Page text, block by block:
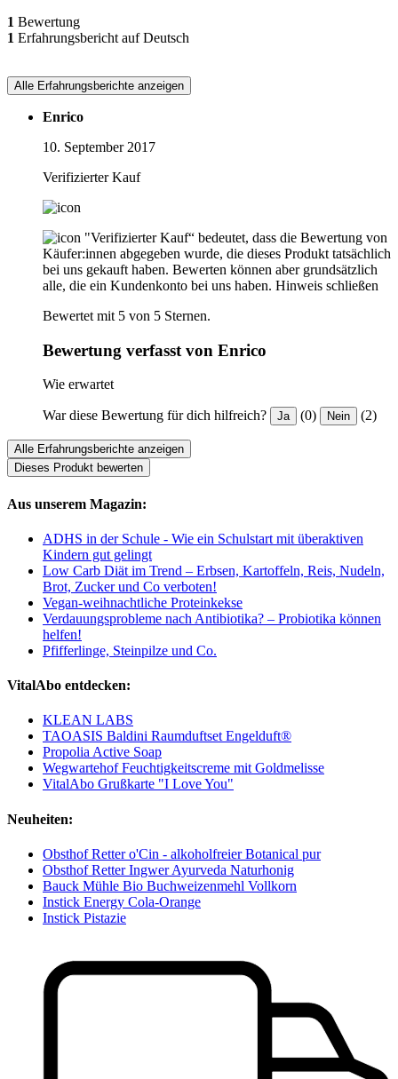
1 Bewertung
1 Erfahrungsbericht auf Deutsch
Alle Erfahrungsberichte anzeigen
Enrico
10. September 2017
Verifizierter Kauf
"Verifizierter Kauf“ bedeutet, dass die Bewertung von
Käufer:innen abgegeben wurde, die dieses Produkt tatsächlich
bei uns gekauft haben. Bewerten können aber grundsätzlich
alle, die ein Kundenkonto bei uns haben. Hinweis schließen
Bewertet mit 5 von 5 Sternen.
Bewertung verfasst von Enrico
Wie erwartet
War diese Bewertung für dich hilfreich? Ja (0) Nein (2)
Alle Erfahrungsberichte anzeigen
Dieses Produkt bewerten
Aus unserem Magazin:
ADHS in der Schule - Wie ein Schulstart mit überaktiven
Kindern gut gelingt
Low Carb Diät im Trend – Erbsen, Kartoffeln, Reis, Nudeln,
Brot, Zucker und Co verboten!
Vegan-weihnachtliche Proteinkekse
Verdauungsprobleme nach Antibiotika? – Probiotika können
helfen!
Pfifferlinge, Steinpilze und Co.
VitalAbo entdecken:
KLEAN LABS
TAOASIS Baldini Raumduftset Engelduft®
Propolia Active Soap
Wegwartehof Feuchtigkeitscreme mit Goldmelisse
VitalAbo Grußkarte "I Love You"
Neuheiten:
Obsthof Retter o'Cin - alkoholfreier Botanical pur
Obsthof Retter Ingwer Ayurveda Naturhonig
Bauck Mühle Bio Buchweizenmehl Vollkorn
Instick Energy Cola-Orange
Instick Pistazie